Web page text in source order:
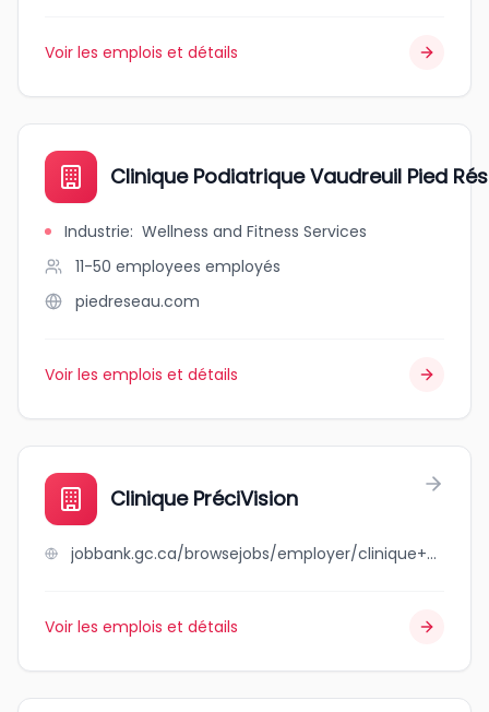
Voir les emplois et détails
Clinique Podiatrique Vaudreuil Pied
Industrie: Wellness and Fitness Services
11-50 employees employés
piedreseau.com
Voir les emplois et détails
Clinique PréciVision
jobbank.gc.ca/browsejobs/employer/clinique+pr%C3%A9civision/ca
Voir les emplois et détails